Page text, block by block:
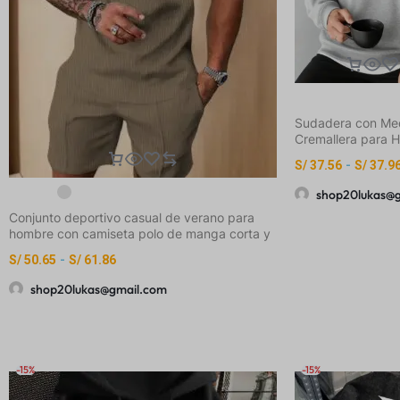
Conjunto deportivo casual de verano para
hombre con camiseta polo de manga corta y
ajustable
S/50.65 - S/ 61.86
shop20lukas@gmail.com
Sudadera con
Cremallera para
S/37.56 - S/
-15% -15%